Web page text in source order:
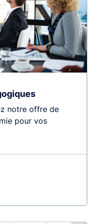
notre offre de
pour vos